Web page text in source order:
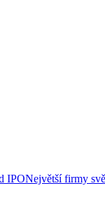
IPONejvětší firmy